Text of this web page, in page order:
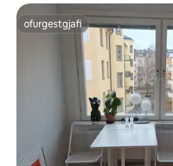
ofurgestgjafi
ofurgestgjafi